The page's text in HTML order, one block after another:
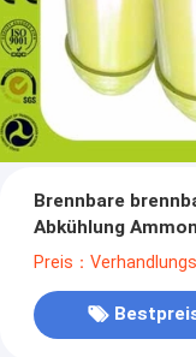
Brennbare
Abkühlung
Preis：